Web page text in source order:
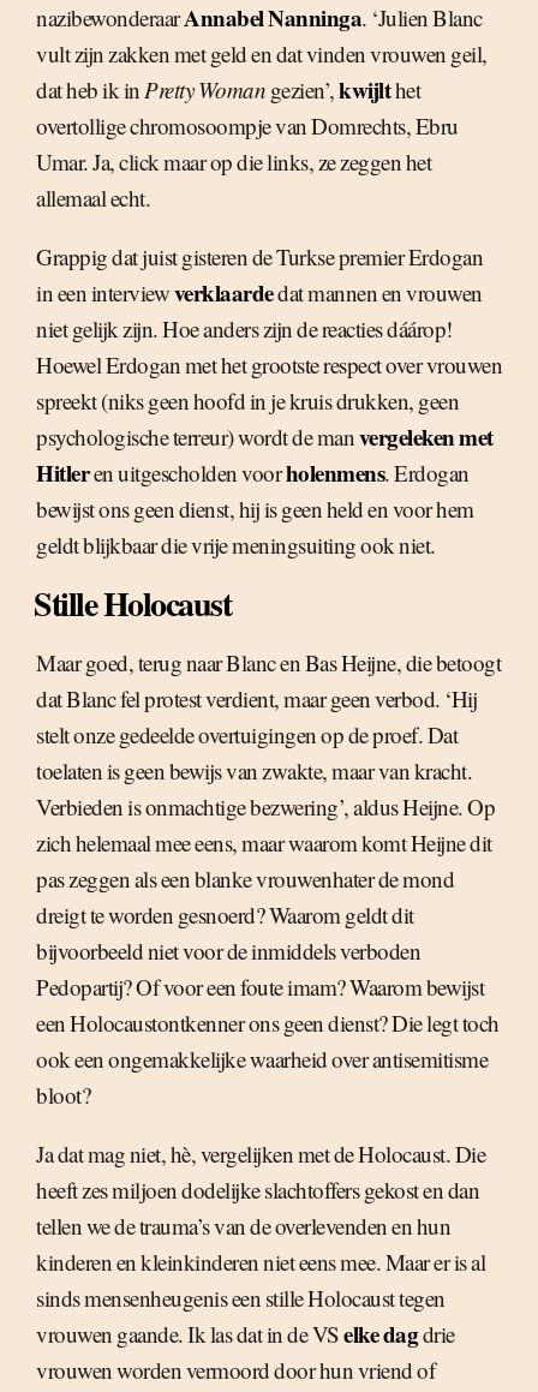
nazibewonderaarAnnabel Nanninga. ‘Julien Blanc
vult zijn zakken met geld en dat vinden vrouwen geil,
dat heb ik inPretty Woman gezien’,kwijlthet
overtollige chromosoompje van Domrechts, Ebru
Umar. Ja, click maar op die links, ze zeggen het
allemaal echt.
Grappig dat juist gisteren de Turkse premier Erdogan
in een interviewverklaardedat mannen en vrouwen
niet gelijk zijn. Hoe anders zijn de reacties dáárop!
Hoewel Erdogan met het grootste respect over vrouwen
spreekt (niks geen hoofd in je kruis drukken, geen
psychologische terreur) wordt de manvergeleken met
Hitleren uitgescholden voorholenmens. Erdogan
bewijst ons geen dienst, hij is geen held en voor hem
geldt blijkbaar die vrije meningsuiting ook niet.
Stille Holocaust
Maar goed, terug naar Blanc en Bas Heijne, die betoogt
dat Blanc fel protest verdient, maar geen verbod. ‘Hij
stelt onze gedeelde overtuigingen op de proef. Dat
toelaten is geen bewijs van zwakte, maar van kracht.
Verbieden is onmachtige bezwering’, aldus Heijne. Op
zich helemaal mee eens, maar waarom komt Heijne dit
pas zeggen als een blanke vrouwenhater de mond
dreigt te worden gesnoerd? Waarom geldt dit
bijvoorbeeld niet voor de inmiddels verboden
Pedopartij? Of voor een foute imam? Waarom bewijst
een Holocaustontkenner ons geen dienst? Die legt toch
ook een ongemakkelijke waarheid over antisemitisme
bloot?
Ja dat mag niet, hè, vergelijken met de Holocaust. Die
heeft zes miljoen dodelijke slachtoffers gekost en dan
tellen we de trauma’s van de overlevenden en hun
kinderen en kleinkinderen niet eens mee. Maar er is al
sinds mensenheugenis een stille Holocaust tegen
vrouwen gaande. Ik las dat in de VSelke dagdrie
vrouwen worden vermoord door hun vriend of